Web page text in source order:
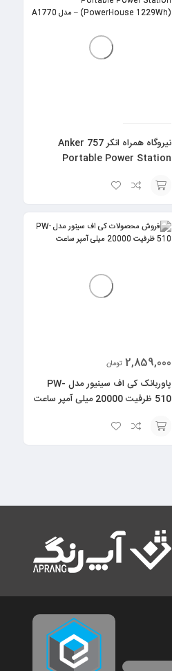
نیروگاه همراه انکر Anker 757
Portable Power Station
A1770
به
2,859,000 تومان
پاوربانک کی اف سینیور مدل PW-
510 ظرفیت 20000 میلی آمپر ساعت